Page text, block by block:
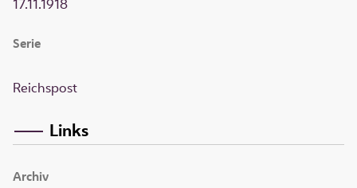
17.11.1918
Serie
Reichspost
Links
Archiv